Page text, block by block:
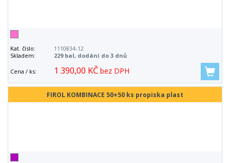
Kat. číslo:
1110834-12
Skladem:
229 bal, dodání do 3 dnů
Cena / ks: 1 390,00 KČ bez DPH
FIROL KOMBINACE 50+50 ks propiska plast